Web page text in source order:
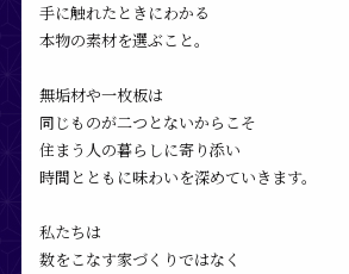
手に触れたときにわかる
本物の素材を選ぶこと。
無垢材や一枚板は
同じものが二つとないからこそ
住まう人の暮らしに寄り添い
時間とともに味わいを深めていきます。
私たちは
数をこなす家づくりではなく